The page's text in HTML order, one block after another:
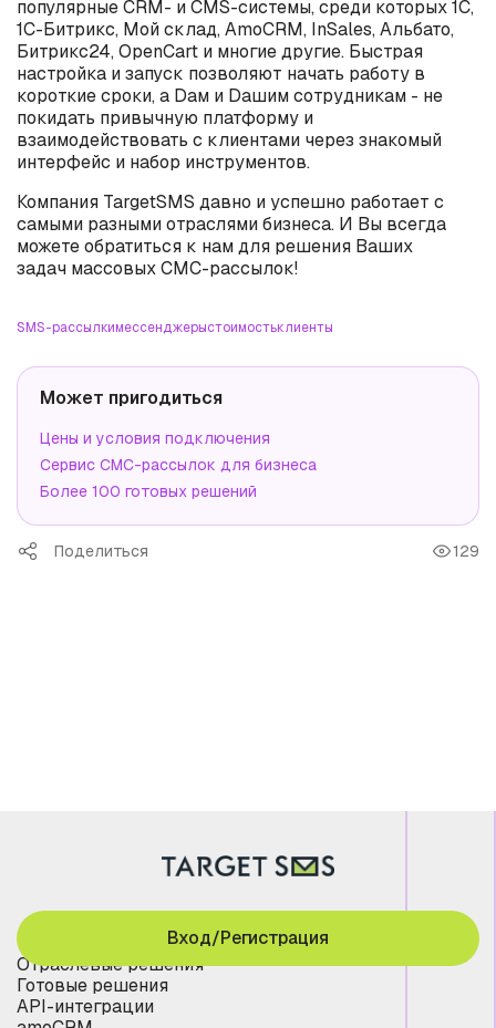
популярные CRM- и CMS-системы, среди которых 1С,
1С-Битрикс, Мой склад, AmoCRM, InSales, Альбато,
Битрикс24, OpenCart и многие другие. Быстрая
настройка и запуск позволяют начать работу в
короткие сроки, а Dам и Dашим сотрудникам - не
покидать привычную платформу и
взаимодействовать с клиентами через знакомый
интерфейс и набор инструментов.
Компания TargetSMS давно и успешно работает с
самыми разными отраслями бизнеса. И Вы всегда
можете обратиться к нам для решения Ваших
задач массовых СМС-рассылок!
SMS-рассылкимессенджерыстоимостьклиенты
Может пригодиться
Цены и условия подключения
Сервис СМС-рассылок для бизнеса
Более 100 готовых решений
Поделиться 129
Отраслевые решения
Готовые решения
API-интеграции
Вход/Регистрация